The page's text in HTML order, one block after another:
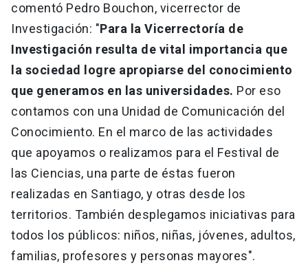
comentó Pedro Bouchon, vicerrector de
Investigación: "Para la Vicerrectoría de
Investigación resulta de vital importancia que
la sociedad logre apropiarse del conocimiento
que generamos en las universidades. Por eso
contamos con una Unidad de Comunicación del
Conocimiento. En el marco de las actividades
que apoyamos o realizamos para el Festival de
las Ciencias, una parte de éstas fueron
realizadas en Santiago, y otras desde los
territorios. También desplegamos iniciativas para
todos los públicos: niños, niñas, jóvenes, adultos,
familias, profesores y personas mayores".